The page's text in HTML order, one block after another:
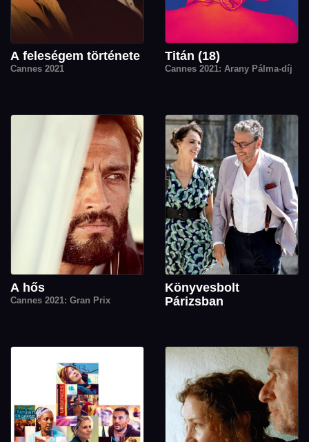
A feleségem története
Cannes 2021
Titán (18)
Cannes 2021: Arany Pálma-díj
A hős
Cannes 2021: Gran Prix
Könyvesbolt
Párizsban